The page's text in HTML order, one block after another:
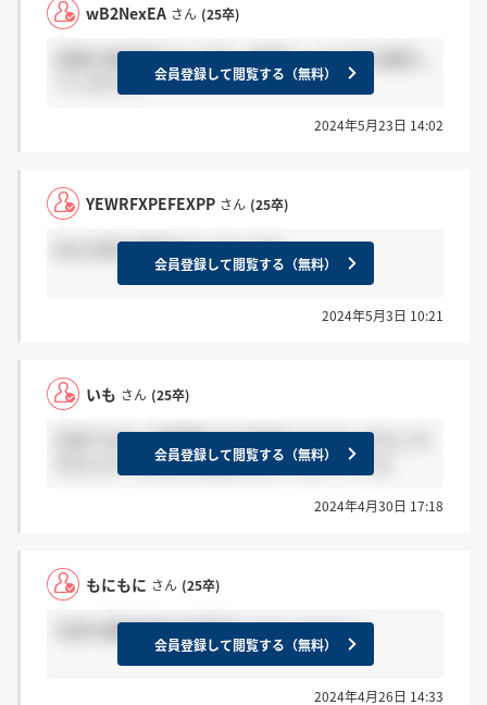
wB2NexEA さん (25卒)
営業の選考受けている方、転勤コースどれを選択し
会員登録して閲覧する（無料）
2024年5月23日 14:02
YEWRFXPEFEXPP さん (25卒)
私も生産で連絡きていないです。
会員登録して閲覧する（無料）
2024年5月3日 10:21
いも さん (25卒)
生産ではなく営業職なので参考にならないかもしれ
ませんが、私もまだ結果が来ていないです..泣
会員登録して閲覧する（無料）
2024年4月30日 17:18
もにもに さん (25卒)
生産の最終選考の結果来てる方いますか？
会員登録して閲覧する（無料）
2024年4月26日 14:33